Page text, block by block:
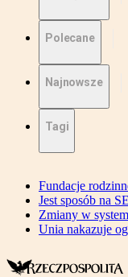
Polecane
Najnowsze
Tagi
Fundacje
Jest sposób na
Zmiany w
Unia nakazuje